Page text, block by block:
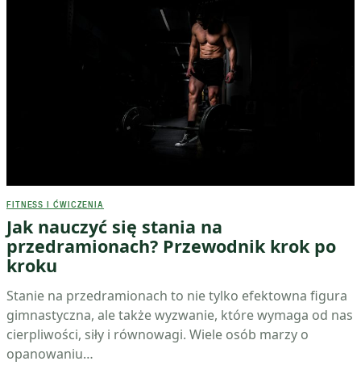
FITNESS I ĆWICZENIA
Jak nauczyć się stania na
przedramionach? Przewodnik krok po
kroku
Stanie na przedramionach to nie tylko efektowna figura
gimnastyczna, ale także wyzwanie, które wymaga od nas
cierpliwości, siły i równowagi. Wiele osób marzy o
opanowaniu…